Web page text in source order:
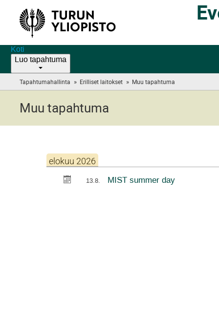
Koti
Luo tapahtuma
Tapahtumahallinta » Erilliset laitokset » Muu tapahtuma
are
Muu tapahtuma
elokuu 2026
13.8. MIST summer day